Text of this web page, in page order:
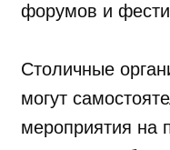
форумов и
Столичные
могут
мероприятия на